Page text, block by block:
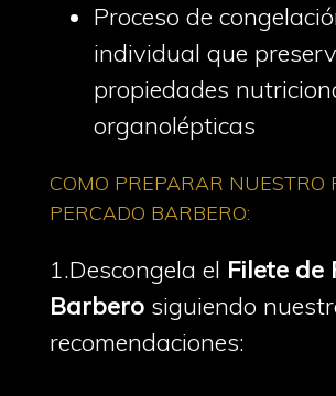
Proceso de
individual que
propiedades
organolépticas
COMO PREPARAR NUESTRO
PERCADO BARBERO:
1.Descongela el Filete de
Barbero siguiendo
recomendaciones: